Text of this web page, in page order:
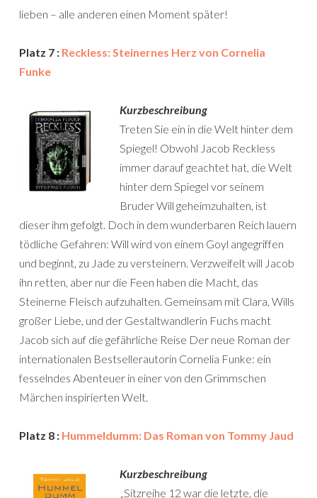
lieben – alle anderen einen Moment später!
Platz 7 : Reckless: Steinernes Herz von Cornelia
Funke
Kurzbeschreibung
Treten Sie ein in die Welt hinter dem
Spiegel! Obwohl Jacob Reckless
immer darauf geachtet hat, die Welt
hinter dem Spiegel vor seinem
Bruder Will geheimzuhalten, ist
dieser ihm gefolgt. Doch in dem wunderbaren Reich lauern
tödliche Gefahren: Will wird von einem Goyl angegriffen
und beginnt, zu Jade zu versteinern. Verzweifelt will Jacob
ihn retten, aber nur die Feen haben die Macht, das
Steinerne Fleisch aufzuhalten. Gemeinsam mit Clara, Wills
großer Liebe, und der Gestaltwandlerin Fuchs macht
Jacob sich auf die gefährliche Reise Der neue Roman der
internationalen Bestsellerautorin Cornelia Funke: ein
fesselndes Abenteuer in einer von den Grimmschen
Märchen inspirierten Welt.
Platz 8 : Hummeldumm: Das Roman von Tommy Jaud
Kurzbeschreibung
„Sitzreihe 12 war die letzte, die